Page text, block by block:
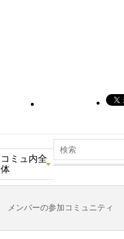
コミュ内全
体
メンバーの参加コミュニティ